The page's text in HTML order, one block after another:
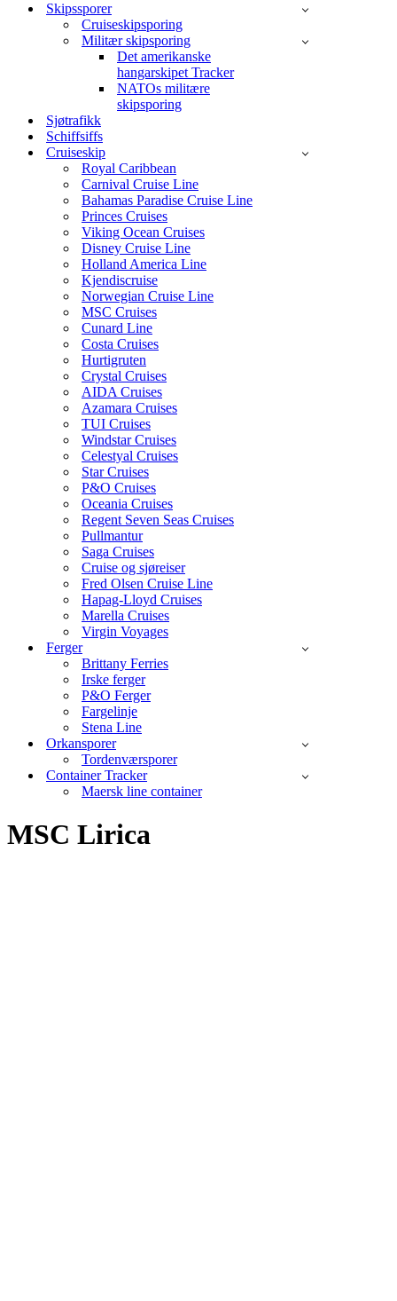
Skipssporer
Cruiseskipsporing
Militær skipsporing
Det amerikanske
hangarskipet Tracker
NATOs militære
skipsporing
Sjøtrafikk
Schiffsiffs
Cruiseskip
Royal Caribbean
Carnival Cruise Line
Bahamas Paradise Cruise Line
Princes Cruises
Viking Ocean Cruises
Disney Cruise Line
Holland America Line
Kjendiscruise
Norwegian Cruise Line
MSC Cruises
Cunard Line
Costa Cruises
Hurtigruten
Crystal Cruises
AIDA Cruises
Azamara Cruises
TUI Cruises
Windstar Cruises
Celestyal Cruises
Star Cruises
P&O Cruises
Oceania Cruises
Regent Seven Seas Cruises
Pullmantur
Saga Cruises
Cruise og sjøreiser
Fred Olsen Cruise Line
Hapag-Lloyd Cruises
Marella Cruises
Virgin Voyages
Ferger
Brittany Ferries
Irske ferger
P&O Ferger
Fargelinje
Stena Line
Orkansporer
Tordenværsporer
Container Tracker
Maersk line container
MSC Lirica